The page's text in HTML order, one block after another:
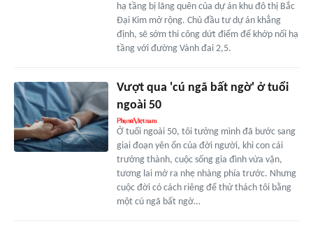
hạ tầng bị lãng quên của dự án khu đô thị Bắc
Đại Kim mở rộng. Chủ đầu tư dự án khẳng
định, sẽ sớm thi công dứt điểm để khớp nối hạ
tầng với đường Vành đai 2,5.
Vượt qua 'cú ngã bất ngờ' ở tuổi
ngoài 50
Ở tuổi ngoài 50, tôi tưởng mình đã bước sang
giai đoạn yên ổn của đời người, khi con cái
trưởng thành, cuộc sống gia đình vừa vặn,
tương lai mở ra nhẹ nhàng phía trước. Nhưng
cuộc đời có cách riêng để thử thách tôi bằng
một cú ngã bất ngờ…